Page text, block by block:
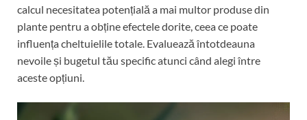
calcul necesitatea potențială a mai multor produse din
plante pentru a obține efectele dorite, ceea ce poate
influența cheltuielile totale. Evaluează întotdeauna
nevoile și bugetul tău specific atunci când alegi între
aceste opțiuni.